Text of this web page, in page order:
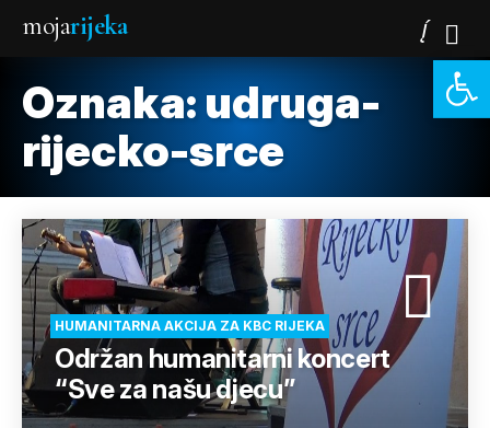
mojarijeka
Oznaka: udruga-
rijecko-srce
HUMANITARNA AKCIJA ZA KBC RIJEKA
Održan humanitarni koncert
“Sve za našu djecu”